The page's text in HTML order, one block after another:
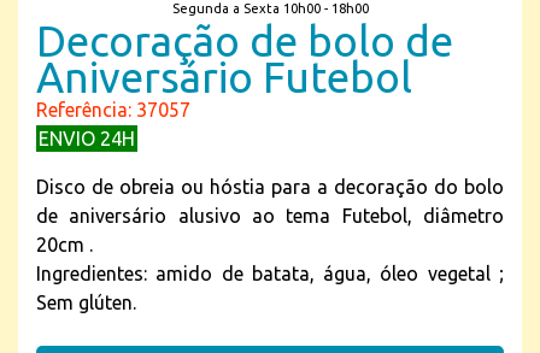
Segunda a Sexta 10h00 - 18h00
Decoração de bolo de
Aniversário Futebol
Referência: 37057
ENVIO 24H
Disco de obreia ou hóstia para a decoração do bolo
de aniversário alusivo ao tema Futebol, diâmetro
20cm .
Ingredientes: amido de batata, água, óleo vegetal ;
Sem glúten.